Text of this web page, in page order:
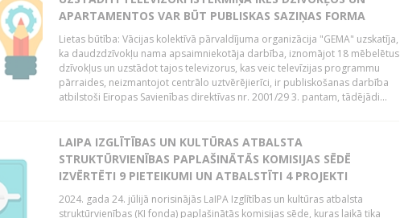
APARTAMENTOS VAR BŪT PUBLISKAS SAZIŅAS FORMA
Lietas būtība: Vācijas kolektīvā pārvaldījuma organizācija "GEMA" uzskatīja,
ka daudzdzīvokļu nama apsaimniekotāja darbība, iznomājot 18 mēbelētus
dzīvokļus un uzstādot tajos televizorus, kas veic televīzijas programmu
pārraides, neizmantojot centrālo uztvērējierīci, ir publiskošanas darbība
atbilstoši Eiropas Savienības direktīvas nr. 2001/29 3. pantam, tādējādi...
LAIPA IZGLĪTĪBAS UN KULTŪRAS ATBALSTA
STRUKTŪRVIENĪBAS PAPLAŠINĀTĀS KOMISIJAS SĒDĒ
IZVĒRTĒTI 9 PIETEIKUMI UN ATBALSTĪTI 4 PROJEKTI
2024. gada 24. jūlijā norisinājās LaIPA Izglītības un kultūras atbalsta
struktūrvienības (KI fonda) paplašinātās komisijas sēde, kuras laikā tika